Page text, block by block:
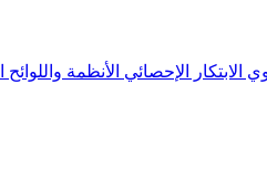
الابتكار الإحصائي الأنظمة واللوائح